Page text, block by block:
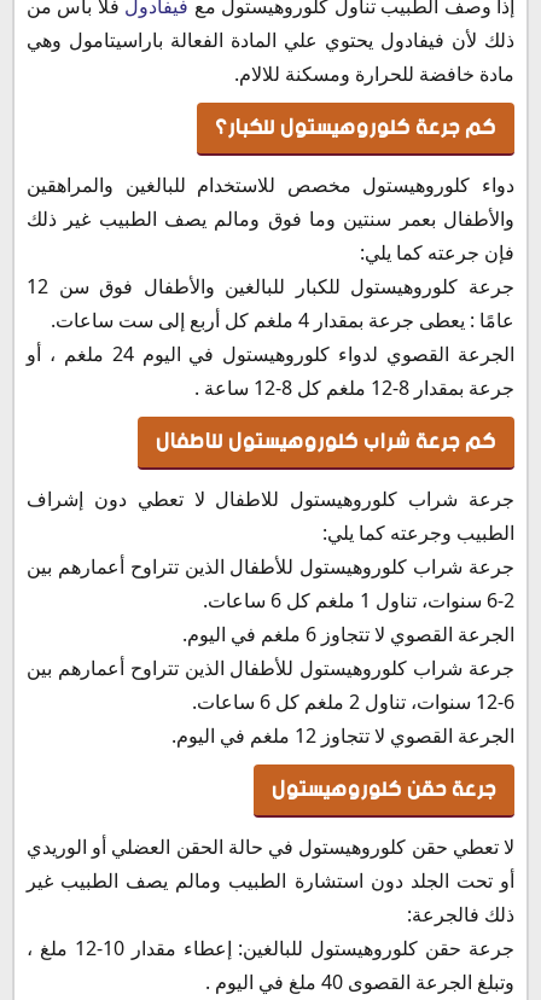
إذا وصف الطبيب تناول كلوروهيستول مع فيفادول فلا بأس من
ذلك لأن فيفادول يحتوي علي المادة الفعالة باراسيتامول وهي
مادة خافضة للحرارة ومسكنة للالام.
كم جرعة كلوروهيستول للكبار؟
دواء كلوروهيستول مخصص للاستخدام للبالغين والمراهقين
والأطفال بعمر سنتين وما فوق ومالم يصف الطبيب غير ذلك
فإن جرعته كما يلي:
جرعة كلوروهيستول للكبار للبالغين والأطفال فوق سن 12
عامًا : يعطى جرعة بمقدار 4 ملغم كل أربع إلى ست ساعات.
الجرعة القصوي لدواء كلوروهيستول في اليوم 24 ملغم ، أو
جرعة بمقدار 8-12 ملغم كل 8-12 ساعة .
كم جرعة شراب كلوروهيستول للاطفال
جرعة شراب كلوروهيستول للاطفال لا تعطي دون إشراف
الطبيب وجرعته كما يلي:
جرعة شراب كلوروهيستول للأطفال الذين تتراوح أعمارهم بين
2-6 سنوات، تناول 1 ملغم كل 6 ساعات.
الجرعة القصوي لا تتجاوز 6 ملغم في اليوم.
جرعة شراب كلوروهيستول للأطفال الذين تتراوح أعمارهم بين
6-12 سنوات، تناول 2 ملغم كل 6 ساعات.
الجرعة القصوي لا تتجاوز 12 ملغم في اليوم.
جرعة حقن كلوروهيستول
لا تعطي حقن كلوروهيستول في حالة الحقن العضلي أو الوريدي
أو تحت الجلد دون استشارة الطبيب ومالم يصف الطبيب غير
ذلك فالجرعة:
جرعة حقن كلوروهيستول للبالغين: إعطاء مقدار 10-12 ملغ ،
وتبلغ الجرعة القصوى 40 ملغ في اليوم .